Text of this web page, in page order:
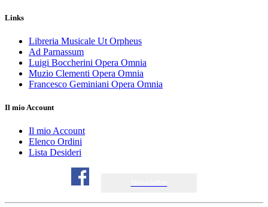
Links
Libreria Musicale Ut Orpheus
Ad Parnassum
Luigi Boccherini Opera Omnia
Muzio Clementi Opera Omnia
Francesco Geminiani Opera Omnia
Il mio Account
Il mio Account
Elenco Ordini
Lista Desideri